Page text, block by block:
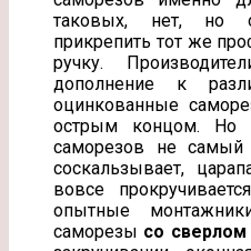
таковых, нет, но
прикрепить тот же
ручку.
дополнение к
оцинкованные
острым концом. Но
саморезов не
соскальзывает,
вовсе
опытные
саморезы со сверлом